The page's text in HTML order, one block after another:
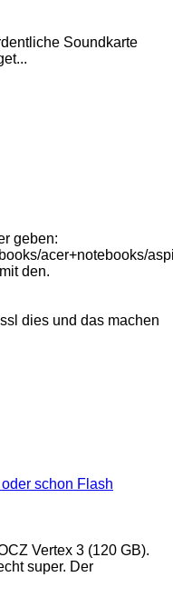
Soundkarte
geben:
acer+notebooks/
den.
dies und das machen
schon Flash
Vertex 3 (120 GB).
super. Der